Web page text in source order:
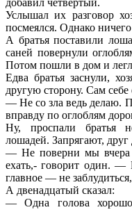
Услышал их разговор
посмеялся. Однако ничего
А братья поставили
саней повернули
Потом пошли в дом и
Едва братья заснули,
другую сторону. Сам себе
— Не со зла ведь делаю.
вправду по оглоблям
Ну, проспали братья
лошадей. Запрягают,
— Не поверни мы вчера
ехать,- говорит один. —
главное — не
А двенадцатый сказал:
— Одна голова